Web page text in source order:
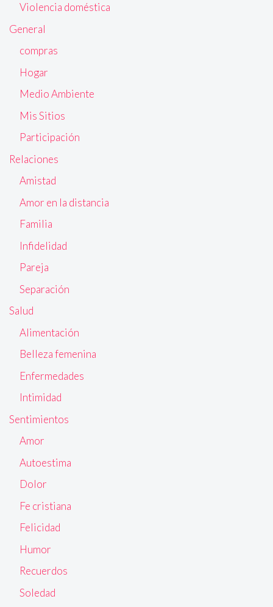
Violencia doméstica
General
compras
Hogar
Medio Ambiente
Mis Sitios
Participación
Relaciones
Amistad
Amor en la distancia
Familia
Infidelidad
Pareja
Separación
Salud
Alimentación
Belleza femenina
Enfermedades
Intimidad
Sentimientos
Amor
Autoestima
Dolor
Fe cristiana
Felicidad
Humor
Recuerdos
Soledad